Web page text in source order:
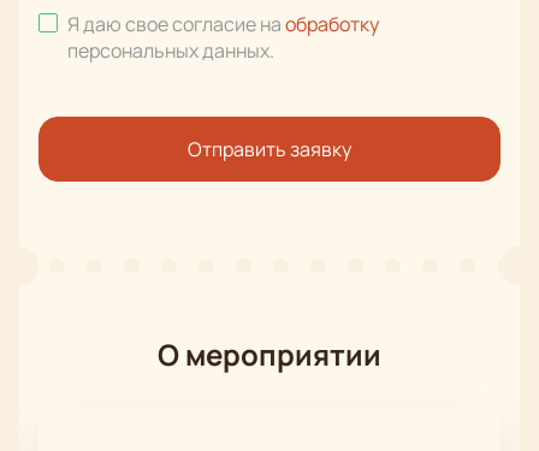
Я даю свое согласие наобработку
персональных данных.
Отправить заявку
О мероприятии